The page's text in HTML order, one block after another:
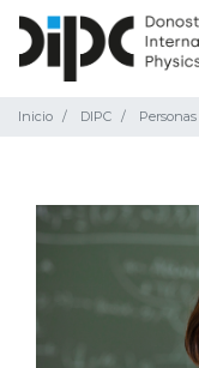
Inicio DIPC Personas